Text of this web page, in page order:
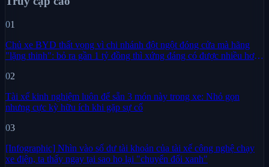
01
Chủ xe BYD thất vọng vì chi nhánh đột ngột đóng cửa mà hãng
"lặng thinh": bỏ ra gần 1 tỷ đồng thì xứng đáng có được nhiều hơn
02
Tài xế kinh nghiệm luôn để sẵn 3 món này trong xe: Nhỏ gọn
nhưng cực kỳ hữu ích khi gặp sự cố
03
[Infographic] Nhìn vào số dư tài khoản của tài xế công nghệ chạy
xe điện, ta thấy ngay tại sao họ lại "chuyển đổi xanh"